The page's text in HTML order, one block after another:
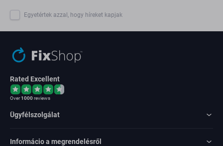
Egyetértek azzal, hogy híreket kapjak
Rated Excellent
Over1000reviews
Ügyfélszolgálat
Informácio a megrendelésről